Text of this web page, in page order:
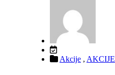
Akcije , AKCIJE